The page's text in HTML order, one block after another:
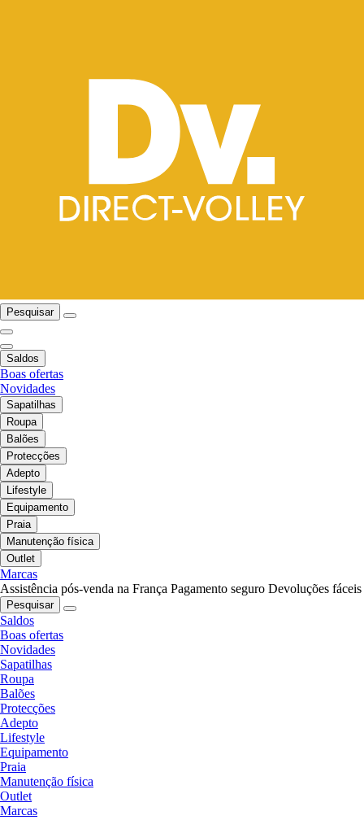
Pesquisar
Saldos
Boas ofertas
Novidades
Sapatilhas
Roupa
Balões
Protecções
Adepto
Lifestyle
Equipamento
Praia
Manutenção física
Outlet
Marcas
Assistência pós-venda na França Pagamento seguro Devoluções fáceis
Pesquisar
Saldos
Boas ofertas
Novidades
Sapatilhas
Roupa
Balões
Protecções
Adepto
Lifestyle
Equipamento
Praia
Manutenção física
Outlet
Marcas